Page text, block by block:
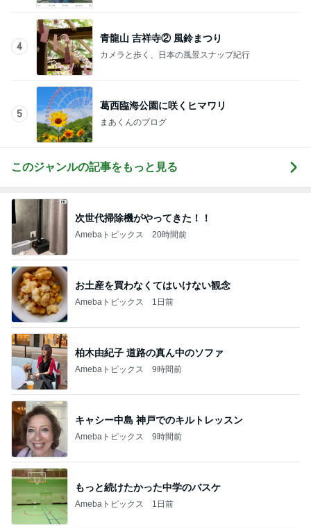
4
青龍山 吉祥寺② 風鈴まつり
カメラと歩く、日本の風景スナップ紀行
5
葛西臨海公園に咲くヒマワリ
まあくんのブログ
このジャンルの記事をもっと見る
次世代掃除機がやってきた！！
Amebaトピックス 20時間前
お土産を買わなくてはいけない観念
Amebaトピックス 1日前
柏木由紀子 道路の真ん中のソファ
Amebaトピックス 9時間前
キャシー中島 神戸でのキルトレッスン
Amebaトピックス 9時間前
もっと続けたかった中学のバスケ
Amebaトピックス 1日前